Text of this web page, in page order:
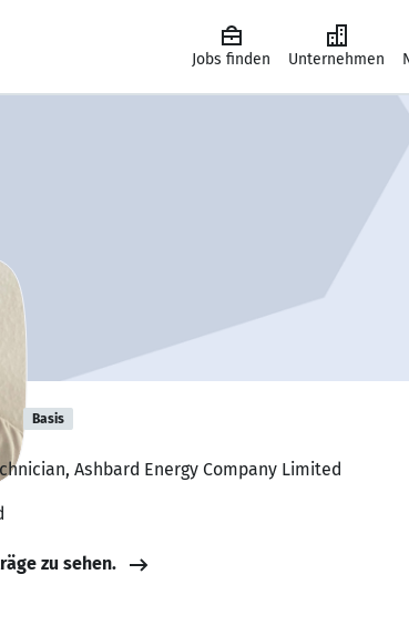
Jobs finden Unternehmen
Basis
Ashbard Energy Company Limited
zu sehen.